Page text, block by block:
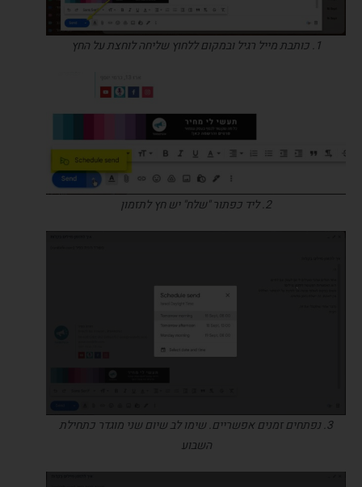
1. כותבת מייל רגיל ובמקום ללחוץ שליחה לוחצת על החץ
2. ליד כפתור "שלח" יש חץ לתזמון
3. נפתחים זמנים אפשריים. שימו לב שיום שני מוגדר כתחילת
השבוע